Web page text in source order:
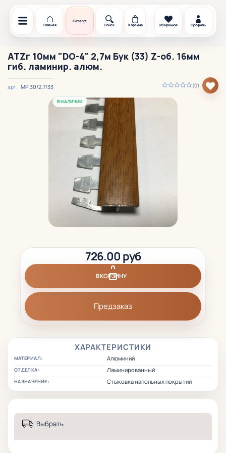
Главная
Каталог
Поиск
Корзина Избранное Профиль
ATZг 10мм "DO-4" 2,7м Бук (33) Z-об. 16мм
гиб. ламинир. алюм.
(0)
арт. МР 30/2,7/33
В НАЛИЧИИ
ХАРАКТЕРИСТИКИ
МАТЕРИАЛ: Алюминий
ОТДЕЛКА: Ламинированный
НАЗНАЧЕНИЕ: Стыковка напольных покрытий
726.00 руб
В КОРЗИНУ
Предзаказ
Выбрать